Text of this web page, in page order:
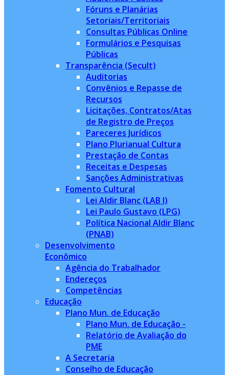
Fóruns e Planárias
Setoriais/Territoriais
Consultas Públicas Online
Formulários e Pesquisas
Públicas
Transparência (Secult)
Auditorias
Convênios e Repasse de
Recursos
Licitações, Contratos/Atas
de Registro de Preços
Pareceres Jurídicos
Plano Plurianual Cultura
Prestação de Contas
Receitas e Despesas
Sanções Administrativas
Fomento Cultural
Lei Aldir Blanc (LAB I)
Lei Paulo Gustavo (LPG)
Política Nacional Aldir Blanc
(PNAB)
Desenvolvimento
Econômico
Agência do Trabalhador
Endereços
Competências
Educação
Plano Mun. de Educação
Plano Mun. de Educação -
Relatório de Avaliação do
PME
A Secretaria
Conselho de Educação